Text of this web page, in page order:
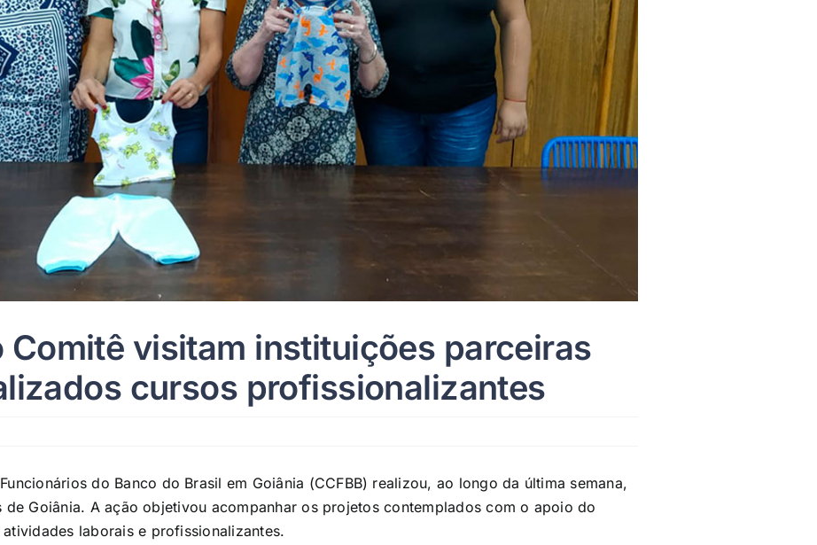
Comitê visitam instituições parceiras
cursos profissionalizantes
do Banco do Brasil em Goiânia (CCFBB) realizou, ao longo da última semana,
de Goiânia. A ação objetivou acompanhar os projetos contemplados com o apoio do
laborais e profissionalizantes.